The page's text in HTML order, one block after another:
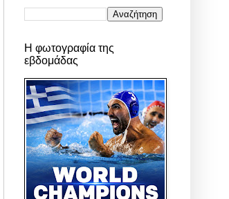
Η φωτογραφία της
εβδομάδας